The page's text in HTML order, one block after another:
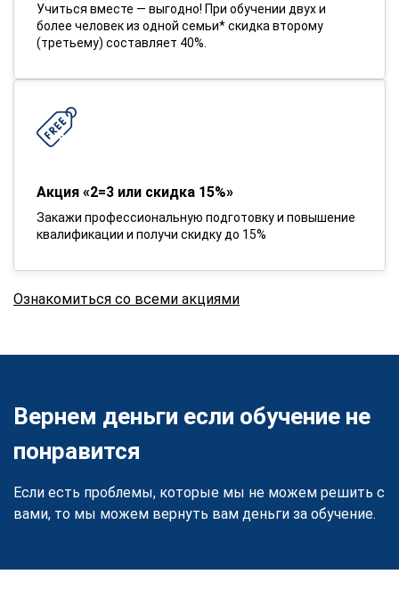
Учиться вместе — выгодно! При обучении двух и
более человек из одной семьи* скидка второму
(третьему) составляет 40%.
Акция «2=3 или скидка 15%»
Закажи профессиональную подготовку и повышение
квалификации и получи скидку до 15%
Ознакомиться со всеми акциями
Вернем деньги если обучение не
понравится
Если есть проблемы, которые мы не можем решить с
вами, то мы можем вернуть вам деньги за обучение.